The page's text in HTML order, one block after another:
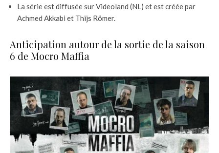
La série est diffusée sur Videoland (NL) et est créée par
Achmed Akkabi et Thijs Römer.
Anticipation autour de la sortie de la saison
6 de Mocro Maffia